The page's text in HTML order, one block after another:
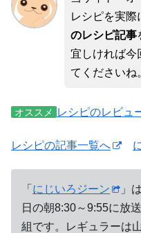
レシピを実際
のレシピ記事
宜しければ今
てくださいね
オススメ レシピのレビュ
レシピの記事一覧へ
「 にじいろジーン
」
日の朝8:30～9:55に放
組です。レギュラーは